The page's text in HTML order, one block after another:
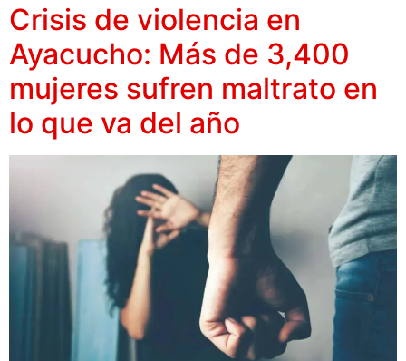
Crisis de violencia en
Ayacucho: Más de 3,400
mujeres sufren maltrato en
lo que va del año